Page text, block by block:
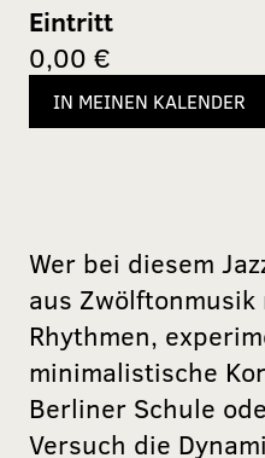
Eintritt
0,00 €
IN MEINEN KALENDER
Wer bei diesem
aus
Rhythmen,
minimalistische
Berliner Schule
Versuch die